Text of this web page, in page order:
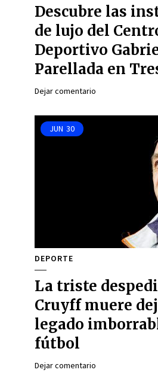
Descubre las
de lujo del
Deportivo
Parellada en
Dejar comentario
JUN 30
DEPORTE
La triste
Cruyff muere
legado
fútbol
Dejar comentario